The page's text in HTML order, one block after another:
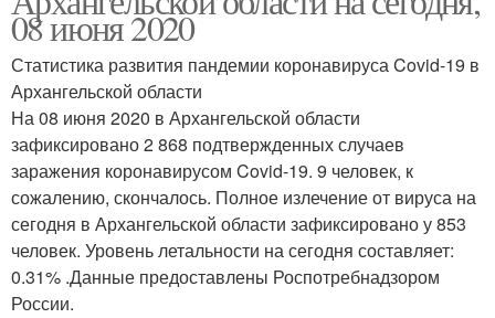
08 июня 2020
Статистика развития пандемии коронавируса Covid-19 в
Архангельской области
На 08 июня 2020 в Архангельской области
зафиксировано 2 868 подтвержденных случаев
заражения коронавирусом Covid-19. 9 человек, к
сожалению, скончалось. Полное излечение от вируса на
сегодня в Архангельской области зафиксировано у 853
человек. Уровень летальности на сегодня составляет:
0.31% .Данные предоставлены Роспотребнадзором
России.